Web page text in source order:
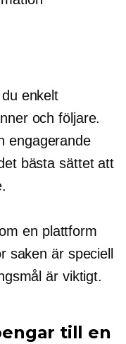
enkelt
och följare.
engagerande
bästa sättet att
en plattform
saken är speciell
är viktigt.
till en